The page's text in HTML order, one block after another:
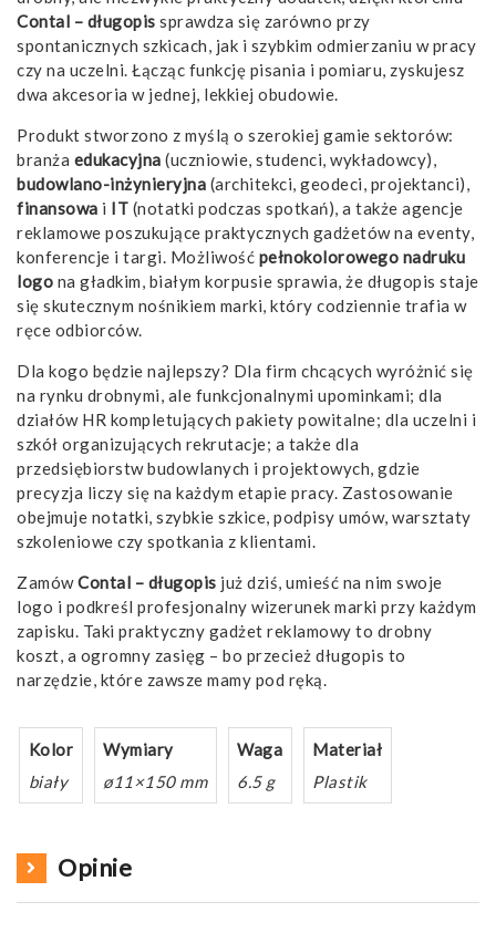
Contal – długopis sprawdza się zarówno przy
spontanicznych szkicach, jak i szybkim odmierzaniu w pracy
czy na uczelni. Łącząc funkcję pisania i pomiaru, zyskujesz
dwa akcesoria w jednej, lekkiej obudowie.
Produkt stworzono z myślą o szerokiej gamie sektorów:
branża edukacyjna (uczniowie, studenci, wykładowcy),
budowlano-inżynieryjna (architekci, geodeci, projektanci),
finansowa i IT (notatki podczas spotkań), a także agencje
reklamowe poszukujące praktycznych gadżetów na eventy,
konferencje i targi. Możliwość pełnokolorowego nadruku
logo na gładkim, białym korpusie sprawia, że długopis staje
się skutecznym nośnikiem marki, który codziennie trafia w
ręce odbiorców.
Dla kogo będzie najlepszy? Dla firm chcących wyróżnić się
na rynku drobnymi, ale funkcjonalnymi upominkami; dla
działów HR kompletujących pakiety powitalne; dla uczelni i
szkół organizujących rekrutacje; a także dla
przedsiębiorstw budowlanych i projektowych, gdzie
precyzja liczy się na każdym etapie pracy. Zastosowanie
obejmuje notatki, szybkie szkice, podpisy umów, warsztaty
szkoleniowe czy spotkania z klientami.
ZamówContal – długopis już dziś, umieść na nim swoje
logo i podkreśl profesjonalny wizerunek marki przy każdym
zapisku. Taki praktyczny gadżet reklamowy to drobny
koszt, a ogromny zasięg – bo przecież długopis to
narzędzie, które zawsze mamy pod ręką.
Kolor
biały
Wymiary
ø11×150 mm
Waga
6.5 g
Materiał
Plastik
Opinie